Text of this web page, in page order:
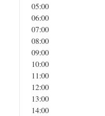
05:00
06:00
07:00
08:00
09:00
10:00
11:00
12:00
13:00
14:00